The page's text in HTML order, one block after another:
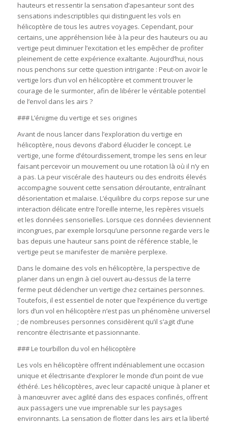
hauteurs et ressentir la sensation d’apesanteur sont des
sensations indescriptibles qui distinguent les vols en
hélicoptère de tous les autres voyages. Cependant, pour
certains, une appréhension liée à la peur des hauteurs ou au
vertige peut diminuer l’excitation et les empêcher de profiter
pleinement de cette expérience exaltante. Aujourd’hui, nous
nous penchons sur cette question intrigante : Peut-on avoir le
vertige lors d’un vol en hélicoptère et comment trouver le
courage de le surmonter, afin de libérer le véritable potentiel
de l’envol dans les airs ?
### L’énigme du vertige et ses origines
Avant de nous lancer dans l’exploration du vertige en
hélicoptère, nous devons d’abord élucider le concept. Le
vertige, une forme d’étourdissement, trompe les sens en leur
faisant percevoir un mouvement ou une rotation là où il n’y en
a pas. La peur viscérale des hauteurs ou des endroits élevés
accompagne souvent cette sensation déroutante, entraînant
désorientation et malaise. L’équilibre du corps repose sur une
interaction délicate entre l’oreille interne, les repères visuels
et les données sensorielles. Lorsque ces données deviennent
incongrues, par exemple lorsqu’une personne regarde vers le
bas depuis une hauteur sans point de référence stable, le
vertige peut se manifester de manière perplexe.
Dans le domaine des vols en hélicoptère, la perspective de
planer dans un engin à ciel ouvert au-dessus de la terre
ferme peut déclencher un vertige chez certaines personnes.
Toutefois, il est essentiel de noter que l’expérience du vertige
lors d’un vol en hélicoptère n’est pas un phénomène universel
; de nombreuses personnes considèrent qu’il s’agit d’une
rencontre électrisante et passionnante.
### Le tourbillon du vol en hélicoptère
Les vols en hélicoptère offrent indéniablement une occasion
unique et électrisante d’explorer le monde d’un point de vue
éthéré. Les hélicoptères, avec leur capacité unique à planer et
à manœuvrer avec agilité dans des espaces confinés, offrent
aux passagers une vue imprenable sur les paysages
environnants. La sensation de flotter dans les airs et la liberté